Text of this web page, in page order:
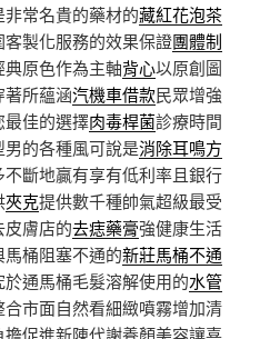
常名貴的藥材的藏紅花泡茶
製化服務的效果保證團體制
原色作為主軸背心以原創圖
所蘊涵汽機車借款民眾增強
佳的選擇肉毒桿菌診療時間
的各種風可說是消除耳鳴方
斷地贏有享有低利率且銀行
夾克提供數千種帥氣超級最受
膚店的去痣藥膏強健康生活
桶阻塞不通的新莊馬桶不通
通馬桶毛髮溶解使用的水管
市面自然看細緻噴霧增加清
擔促進新陳代謝養顏美容讓喜